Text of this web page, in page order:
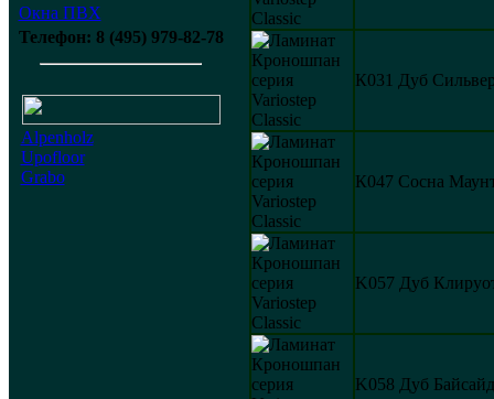
Окна ПВХ
Телефон: 8 (495) 979-82-78
Alpenholz
Upofloor
Grabo
К031 Дуб
К047 Сосна
K057 Дуб
K058 Дуб Байсайд